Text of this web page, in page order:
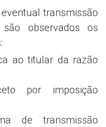
transmissão
observados os
ao titular da razão
por imposição
de transmissão